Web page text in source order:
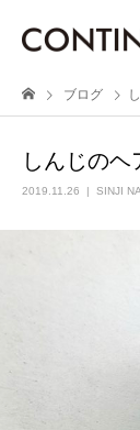
ブログ
しんじのヘ
2019.11.26 SINJI